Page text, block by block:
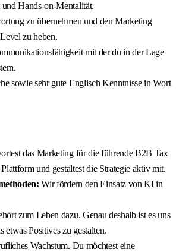
Hands-on-Mentalität.
zu übernehmen und den Marketing
zu heben.
mit der du in der Lage
sowie sehr gute Englisch Kenntnisse in Wort
das Marketing für die führende B2B Tax
und gestaltest die Strategie aktiv mit.
Wir fördern den Einsatz von KI in
zum Leben dazu. Genau deshalb ist es uns
etwas Positives zu gestalten.
Wachstum. Du möchtest eine